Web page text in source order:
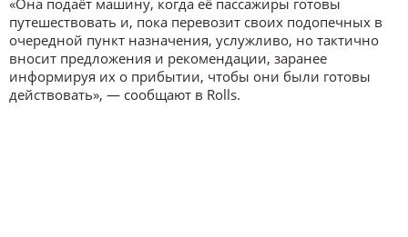
путешествовать и, пока перевозит своих подопечных в
очередной пункт назначения, услужливо, но тактично
вносит предложения и рекомендации, заранее
информируя их о прибытии, чтобы они были готовы
действовать», — сообщают в Rolls.